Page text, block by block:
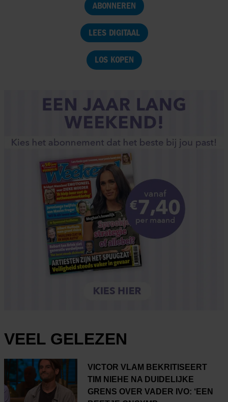
ABONNEREN
LEES DIGITAAL
LOS KOPEN